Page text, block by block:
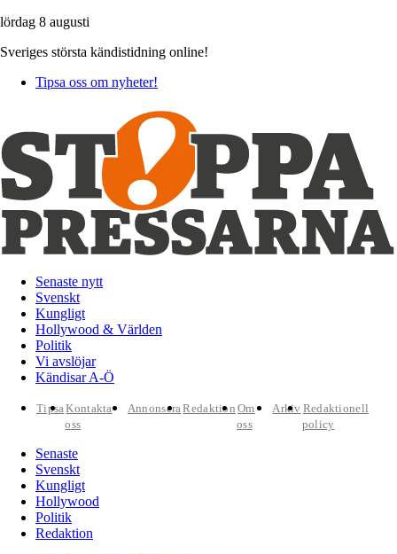
lördag 8 augusti
Sveriges största kändistidning online!
Tipsa oss om nyheter!
Senaste nytt
Svenskt
Kungligt
Hollywood & Världen
Politik
Vi avslöjar
Kändisar A-Ö
TipsaKontakta
oss
AnnonseraRedaktion Om
oss
Arkiv Redaktionell
policy
Senaste
Svenskt
Kungligt
Hollywood
Politik
Redaktion